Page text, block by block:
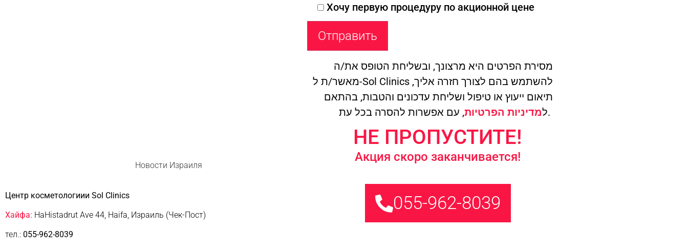
Новости Израиля
Центр косметологиии Sol Clinics
Хайфа: HaHistadrut Ave 44, Haifa, Израиль (Чек-Пост)
тел.: 055-962-8039
Хочу первую процедуру по акционной цене
מסירת הפרטים היא מרצונך, ובשליחת הטופס את/ה
מאשר/ת ל-Sol Clinics להשתמש בהם לצורך חזרה אליך,
תיאום ייעוץ או טיפול ושליחת עדכונים והטבות, בהתאם
למדיניות הפרטיות , עם אפשרות להסרה בכל עת.
НЕ ПРОПУСТИТЕ!
Акция скоро заканчивается!
055-962-8039